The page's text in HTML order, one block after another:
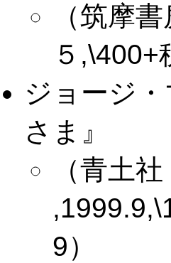
（筑摩
５
ジョージ
さま』
（青土
9）